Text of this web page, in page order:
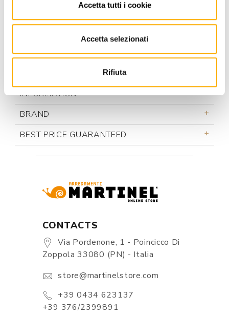
Accetta tutti i cookie
Accetta selezionati
Rifiuta
ADD TO CART REQUEST A QUOTE
INFORMATION
BRAND
BEST PRICE GUARANTEED
CONTACTS
Via Pordenone, 1 - Poincicco Di
Zoppola 33080 (PN) - Italia
store@martinelstore.com
+39 0434 623137
+39 376/2399891